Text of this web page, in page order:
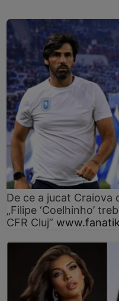
De ce a jucat Craiova
„Filipe ‘Coelhinho’
CFR Cluj”